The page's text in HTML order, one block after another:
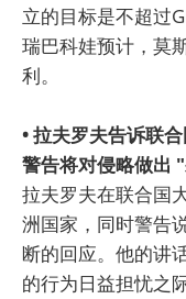
立的目标是不超过
瑞巴科娃预计，莫
利。
• 拉夫罗夫告诉联
警告将对侵略做出 "
拉夫罗夫在联合国
洲国家，同时警告
断的回应。他的讲
的行为日益担忧之